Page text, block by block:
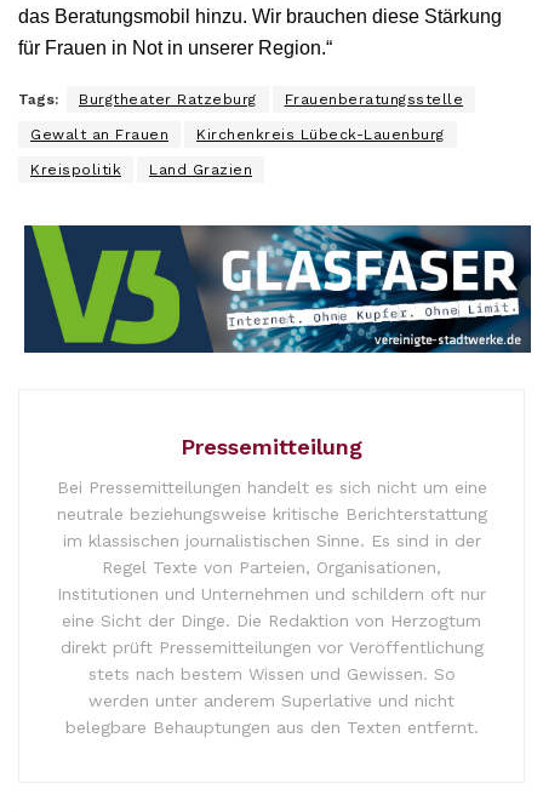
das Beratungsmobil hinzu. Wir brauchen diese Stärkung
für Frauen in Not in unserer Region.“
Tags: Burgtheater Ratzeburg Frauenberatungsstelle
Gewalt an Frauen Kirchenkreis Lübeck-Lauenburg
Kreispolitik Land Grazien
Pressemitteilung
Bei Pressemitteilungen handelt es sich nicht um eine
neutrale beziehungsweise kritische Berichterstattung
im klassischen journalistischen Sinne. Es sind in der
Regel Texte von Parteien, Organisationen,
Institutionen und Unternehmen und schildern oft nur
eine Sicht der Dinge. Die Redaktion von Herzogtum
direkt prüft Pressemitteilungen vor Veröffentlichung
stets nach bestem Wissen und Gewissen. So
werden unter anderem Superlative und nicht
belegbare Behauptungen aus den Texten entfernt.